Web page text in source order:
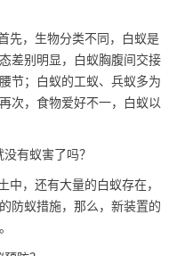
先，生物分类不同，白蚁是
差别明显，白蚁胸腹间交接
节；白蚁的工蚁、兵蚁多为
次，食物爱好不一，白蚁以
有蚁害了吗？
，还有大量的白蚁存在，
防蚁措施，那么，新装置的